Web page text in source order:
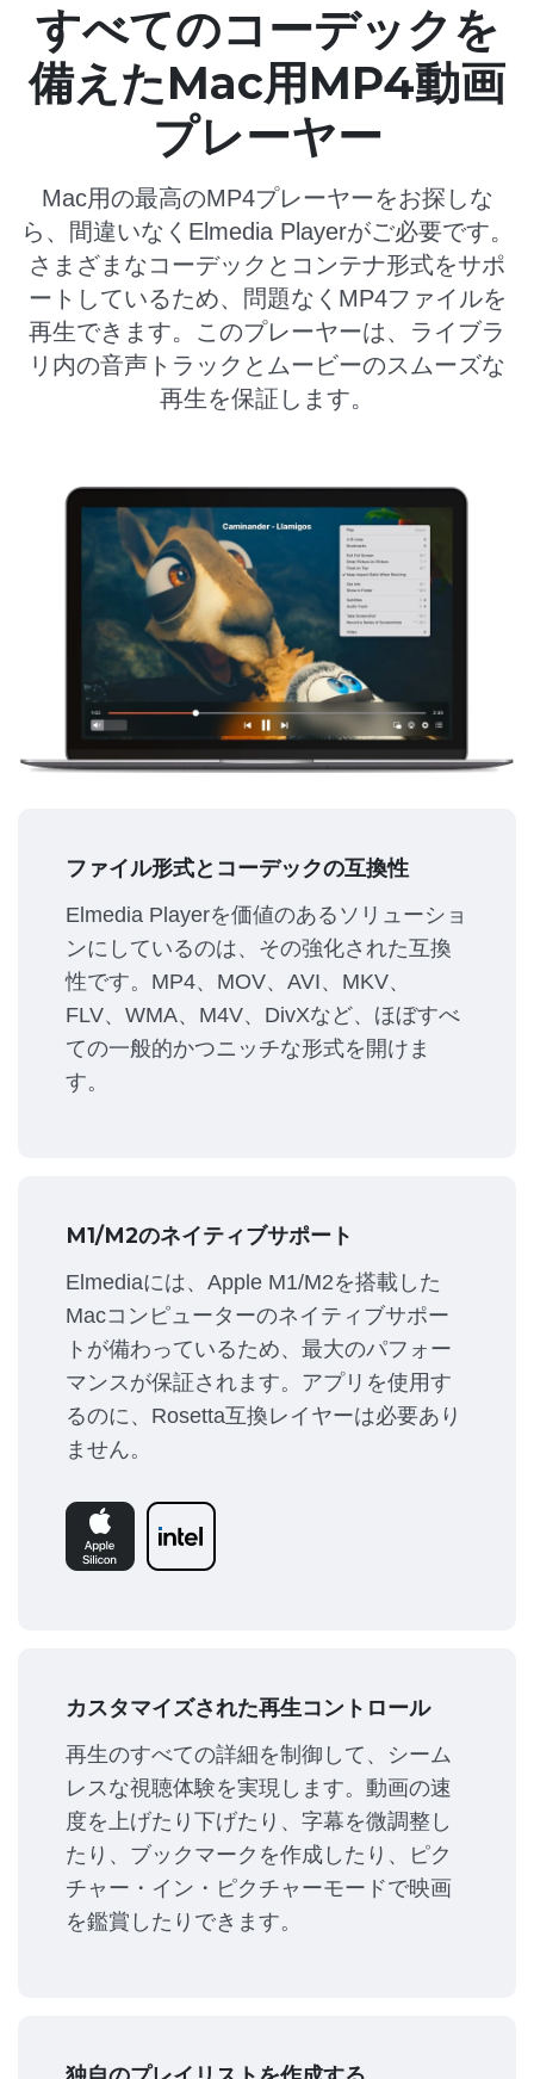
すべてのコーデックを
備えたMac用MP4動画
プレーヤー
Mac用の最高のMP4プレーヤーをお探しな
ら、間違いなくElmedia Playerがご必要です。
さまざまなコーデックとコンテナ形式をサポ
ートしているため、問題なくMP4ファイルを
再生できます。このプレーヤーは、ライブラ
リ内の音声トラックとムービーのスムーズな
再生を保証します。
ファイル形式とコーデックの互換性
Elmedia Playerを価値のあるソリューショ
ンにしているのは、その強化された互換
性です。MP4、MOV、AVI、MKV、
FLV、WMA、M4V、DivXなど、ほぼすべ
ての一般的かつニッチな形式を開けま
す。
M1/M2のネイティブサポート
Elmediaには、Apple M1/M2を搭載した
Macコンピューターのネイティブサポー
トが備わっているため、最大のパフォー
マンスが保証されます。アプリを使用す
るのに、Rosetta互換レイヤーは必要あり
ません。
カスタマイズされた再生コントロール
再生のすべての詳細を制御して、シーム
レスな視聴体験を実現します。動画の速
度を上げたり下げたり、字幕を微調整し
たり、ブックマークを作成したり、ピク
チャー・イン・ピクチャーモードで映画
を鑑賞したりできます。